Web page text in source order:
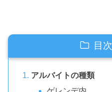
目次
アルバイトの種類